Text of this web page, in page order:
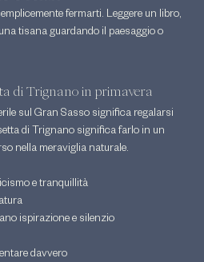
fermarti. Leggere un libro,
tisana guardando il paesaggio o
di Trignano in primavera
sul Gran Sasso significa regalarsi
di Trignano significa farlo in un
nella meraviglia naturale.
e tranquillità
ispirazione e silenzio
davvero